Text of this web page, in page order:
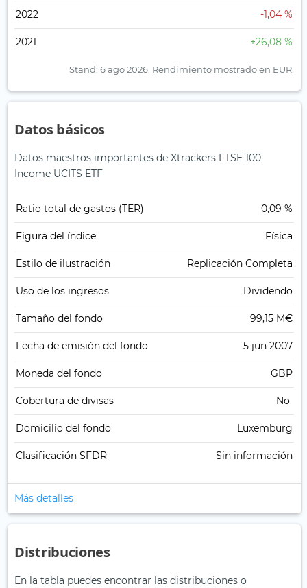
2022 -1,04 %
2021 +26,08 %
Stand: 6 ago 2026. Rendimiento mostrado en EUR.
Datos básicos
Datos maestros importantes de Xtrackers FTSE 100
Income UCITS ETF
Ratio total de gastos (TER) 0,09 %
Figura del índice Física
Estilo de ilustración Replicación Completa
Uso de los ingresos Dividendo
Tamaño del fondo 99,15 M€
Fecha de emisión del fondo 5 jun 2007
Moneda del fondo GBP
Cobertura de divisas No
Domicilio del fondo Luxemburg
Clasificación SFDR Sin información
Más detalles
Distribuciones
En la tabla puedes encontrar las distribuciones o